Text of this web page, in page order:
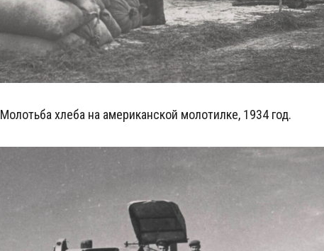
Молотьба хлеба на американской молотилке, 1934 год.